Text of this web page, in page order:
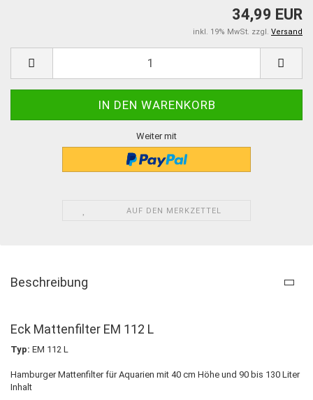
34,99 EUR
inkl. 19% MwSt. zzgl. Versand
Weiter mit
AUF DEN MERKZETTEL
Beschreibung
Eck Mattenfilter EM 112 L
Typ: EM 112 L
Hamburger Mattenfilter für Aquarien mit 40 cm Höhe und 90 bis 130 Liter
Inhalt